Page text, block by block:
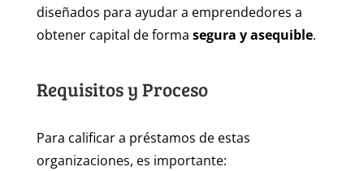
diseñados para ayudar a emprendedores a
obtener capital de forma segura y asequible.
Requisitos y Proceso
Para calificar a préstamos de estas
organizaciones, es importante: